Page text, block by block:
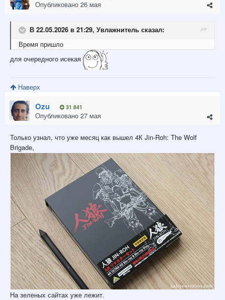
Опубликовано 26 мая
В 22.05.2026 в 21:29, Увлажнитель сказал:
Время пришло
для очередного исекая
Наверх
Ozu 31 841
Опубликовано 27 мая
Только узнал, что уже месяц как вышел 4К Jin-Roh: The Wolf
Brigade,
На зеленых сайтах уже лежит.